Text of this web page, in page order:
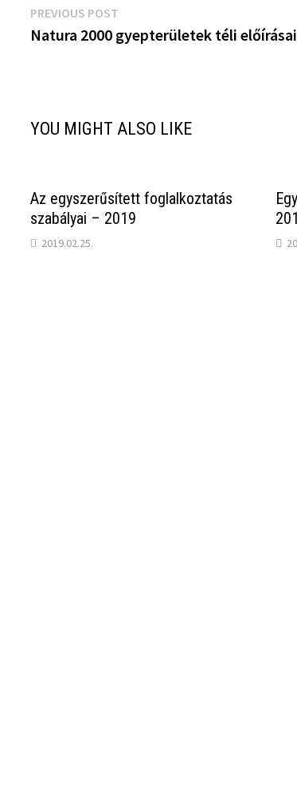
Bejegyzés
navigáció
PREVIOUS POST
post:
Natura 2000 gyepterületek téli előírásai
YOU MIGHT ALSO LIKE
Az egyszerűsített foglalkoztatás
szabályai – 2019
2019.02.25.